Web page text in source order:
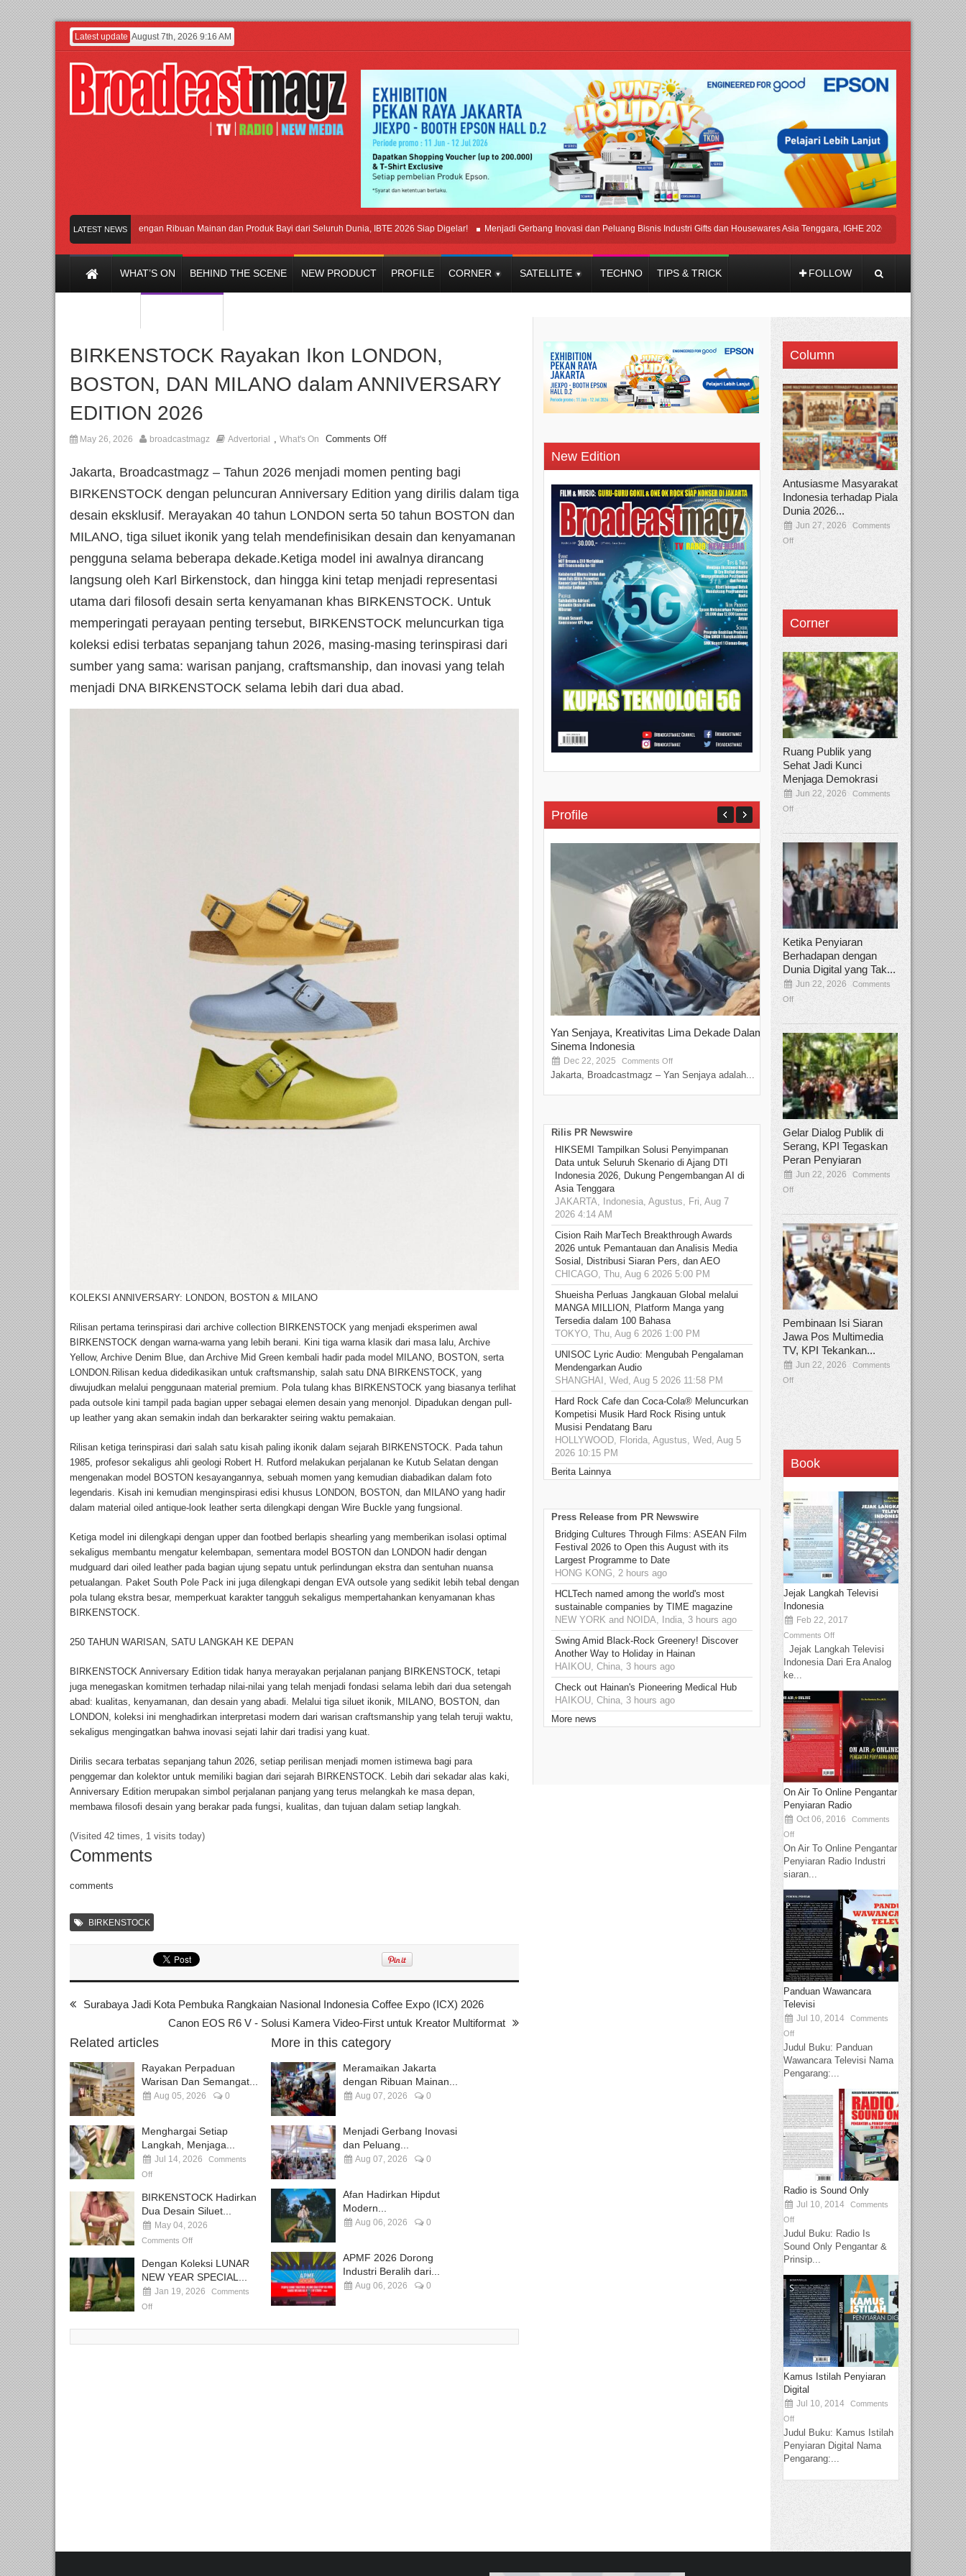
Latest update August 7th, 2026 9:16 AM
LATEST NEWS
Meramaikan Jakarta dengan Ribuan Mainan dan Produk Bayi dari Seluruh Dunia, IBTE 2026 Siap Digelar! Menjadi Gerbang Inovasi dan Peluang Bisnis Industri Gifts dan Housewares Asia Tenggara, IGHE 2026 Kembali Digelar di Jakarta
WHAT’S ON BEHIND THE SCENE NEW PRODUCT PROFILE CORNER SATELLITE TECHNO TIPS & TRICK FOLLOW
BIRKENSTOCK Rayakan Ikon LONDON,
BOSTON, DAN MILANO dalam ANNIVERSARY
EDITION 2026
May 26, 2026 broadcastmagz Advertorial , What's On Comments Off
Jakarta, Broadcastmagz – Tahun 2026 menjadi momen penting bagi
BIRKENSTOCK dengan peluncuran Anniversary Edition yang dirilis dalam tiga
desain eksklusif. Merayakan 40 tahun LONDON serta 50 tahun BOSTON dan
MILANO, tiga siluet ikonik yang telah mendefinisikan desain dan kenyamanan
pengguna selama beberapa dekade.Ketiga model ini awalnya dirancang
langsung oleh Karl Birkenstock, dan hingga kini tetap menjadi representasi
utama dari filosofi desain serta kenyamanan khas BIRKENSTOCK. Untuk
memperingati perayaan penting tersebut, BIRKENSTOCK meluncurkan tiga
koleksi edisi terbatas sepanjang tahun 2026, masing-masing terinspirasi dari
sumber yang sama: warisan panjang, craftsmanship, dan inovasi yang telah
menjadi DNA BIRKENSTOCK selama lebih dari dua abad.
KOLEKSI ANNIVERSARY: LONDON, BOSTON & MILANO
Rilisan pertama terinspirasi dari archive collection BIRKENSTOCK yang menjadi eksperimen awal
BIRKENSTOCK dengan warna-warna yang lebih berani. Kini tiga warna klasik dari masa lalu, Archive
Yellow, Archive Denim Blue, dan Archive Mid Green kembali hadir pada model MILANO, BOSTON, serta
LONDON.Rilisan kedua didedikasikan untuk craftsmanship, salah satu DNA BIRKENSTOCK, yang
diwujudkan melalui penggunaan material premium. Pola tulang khas BIRKENSTOCK yang biasanya terlihat
pada outsole kini tampil pada bagian upper sebagai elemen desain yang menonjol. Dipadukan dengan pull-
up leather yang akan semakin indah dan berkarakter seiring waktu pemakaian.
Rilisan ketiga terinspirasi dari salah satu kisah paling ikonik dalam sejarah BIRKENSTOCK. Pada tahun
1985, profesor sekaligus ahli geologi Robert H. Rutford melakukan perjalanan ke Kutub Selatan dengan
mengenakan model BOSTON kesayangannya, sebuah momen yang kemudian diabadikan dalam foto
legendaris. Kisah ini kemudian menginspirasi edisi khusus LONDON, BOSTON, dan MILANO yang hadir
dalam material oiled antique-look leather serta dilengkapi dengan Wire Buckle yang fungsional.
Ketiga model ini dilengkapi dengan upper dan footbed berlapis shearling yang memberikan isolasi optimal
sekaligus membantu mengatur kelembapan, sementara model BOSTON dan LONDON hadir dengan
mudguard dari oiled leather pada bagian ujung sepatu untuk perlindungan ekstra dan sentuhan nuansa
petualangan. Paket South Pole Pack ini juga dilengkapi dengan EVA outsole yang sedikit lebih tebal dengan
pola tulang ekstra besar, memperkuat karakter tangguh sekaligus mempertahankan kenyamanan khas
BIRKENSTOCK.
250 TAHUN WARISAN, SATU LANGKAH KE DEPAN
BIRKENSTOCK Anniversary Edition tidak hanya merayakan perjalanan panjang BIRKENSTOCK, tetapi
juga menegaskan komitmen terhadap nilai-nilai yang telah menjadi fondasi selama lebih dari dua setengah
abad: kualitas, kenyamanan, dan desain yang abadi. Melalui tiga siluet ikonik, MILANO, BOSTON, dan
LONDON, koleksi ini menghadirkan interpretasi modern dari warisan craftsmanship yang telah teruji waktu,
sekaligus mengingatkan bahwa inovasi sejati lahir dari tradisi yang kuat.
Dirilis secara terbatas sepanjang tahun 2026, setiap perilisan menjadi momen istimewa bagi para
penggemar dan kolektor untuk memiliki bagian dari sejarah BIRKENSTOCK. Lebih dari sekadar alas kaki,
Anniversary Edition merupakan simbol perjalanan panjang yang terus melangkah ke masa depan,
membawa filosofi desain yang berakar pada fungsi, kualitas, dan tujuan dalam setiap langkah.
(Visited 42 times, 1 visits today)
Comments
comments
BIRKENSTOCK
Surabaya Jadi Kota Pembuka Rangkaian Nasional Indonesia Coffee Expo (ICX) 2026
Canon EOS R6 V - Solusi Kamera Video-First untuk Kreator Multiformat
Related articles
Rayakan Perpaduan
Warisan Dan Semangat...
Aug 05, 2026 0
Menghargai Setiap
Langkah, Menjaga...
Jul 14, 2026
Comments
Off
BIRKENSTOCK Hadirkan
Dua Desain Siluet...
May 04, 2026
Comments Off
Dengan Koleksi LUNAR
NEW YEAR SPECIAL...
Jan 19, 2026
Comments
Off
More in this category
Meramaikan Jakarta
dengan Ribuan Mainan...
Aug 07, 2026 0
Menjadi Gerbang Inovasi
dan Peluang...
Aug 07, 2026 0
Afan Hadirkan Hipdut
Modern...
Aug 06, 2026 0
APMF 2026 Dorong
Industri Beralih dari...
Aug 06, 2026 0
New Edition
Profile
Yan Senjaya, Kreativitas Lima Dekade Dalam
Sinema Indonesia
Dec 22, 2025 Comments Off
Jakarta, Broadcastmagz – Yan Senjaya adalah...
Tamee Irelly Menjadi Juri Open
Film Terbaru...
Sep 08, 2025 Comments Off
Bekasi, Broadcastmagz – Dalam upaya
talenta...
Rilis PR Newswire
HIKSEMI Tampilkan Solusi Penyimpanan
Data untuk Seluruh Skenario di Ajang DTI
Indonesia 2026, Dukung Pengembangan AI di
Asia Tenggara
JAKARTA, Indonesia, Agustus, Fri, Aug 7
2026 4:14 AM
Cision Raih MarTech Breakthrough Awards
2026 untuk Pemantauan dan Analisis Media
Sosial, Distribusi Siaran Pers, dan AEO
CHICAGO, Thu, Aug 6 2026 5:00 PM
Shueisha Perluas Jangkauan Global melalui
MANGA MILLION, Platform Manga yang
Tersedia dalam 100 Bahasa
TOKYO, Thu, Aug 6 2026 1:00 PM
UNISOC Lyric Audio: Mengubah Pengalaman
Mendengarkan Audio
SHANGHAI, Wed, Aug 5 2026 11:58 PM
Hard Rock Cafe dan Coca-Cola® Meluncurkan
Kompetisi Musik Hard Rock Rising untuk
Musisi Pendatang Baru
HOLLYWOOD, Florida, Agustus, Wed, Aug 5
2026 10:15 PM
Berita Lainnya
Press Release from PR Newswire
Bridging Cultures Through Films: ASEAN Film
Festival 2026 to Open this August with its
Largest Programme to Date
HONG KONG, 2 hours ago
HCLTech named among the world's most
sustainable companies by TIME magazine
NEW YORK and NOIDA, India, 3 hours ago
Swing Amid Black‑Rock Greenery! Discover
Another Way to Holiday in Hainan
HAIKOU, China, 3 hours ago
Check out Hainan's Pioneering Medical Hub
HAIKOU, China, 3 hours ago
More news
Column
Antusiasme Masyarakat
Indonesia terhadap Piala
Dunia 2026...
Jun 27, 2026
Comments
Off
Corner
Ruang Publik yang
Sehat Jadi Kunci
Menjaga Demokrasi
Jun 22, 2026
Comments
Off
Ketika Penyiaran
Berhadapan dengan
Dunia Digital yang Tak...
Jun 22, 2026
Comments
Off
Gelar Dialog Publik di
Serang, KPI Tegaskan
Peran Penyiaran
Jun 22, 2026
Comments
Off
Pembinaan Isi Siaran
Jawa Pos Multimedia
TV, KPI Tekankan...
Jun 22, 2026
Comments
Off
Book
Jejak Langkah Televisi
Indonesia
Feb 22, 2017
Comments Off
Jejak Langkah Televisi
Indonesia Dari Era Analog
ke...
On Air To Online Pengantar
Penyiaran Radio
Oct 06, 2016
Comments
Off
On Air To Online Pengantar
Penyiaran Radio Industri
siaran...
Panduan Wawancara
Televisi
Jul 10, 2014
Comments
Off
Judul Buku: Panduan
Wawancara Televisi Nama
Pengarang:...
Radio is Sound Only
Jul 10, 2014
Comments
Off
Judul Buku: Radio Is
Sound Only Pengantar &
Prinsip...
Kamus Istilah Penyiaran
Digital
Jul 10, 2014
Comments
Off
Judul Buku: Kamus Istilah
Penyiaran Digital Nama
Pengarang:...